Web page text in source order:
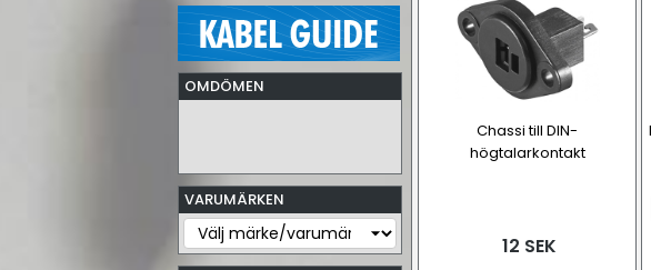
OMDÖMEN
VARUMÄRKEN
Chassi till DIN-
högtalarkontakt
12 SEK